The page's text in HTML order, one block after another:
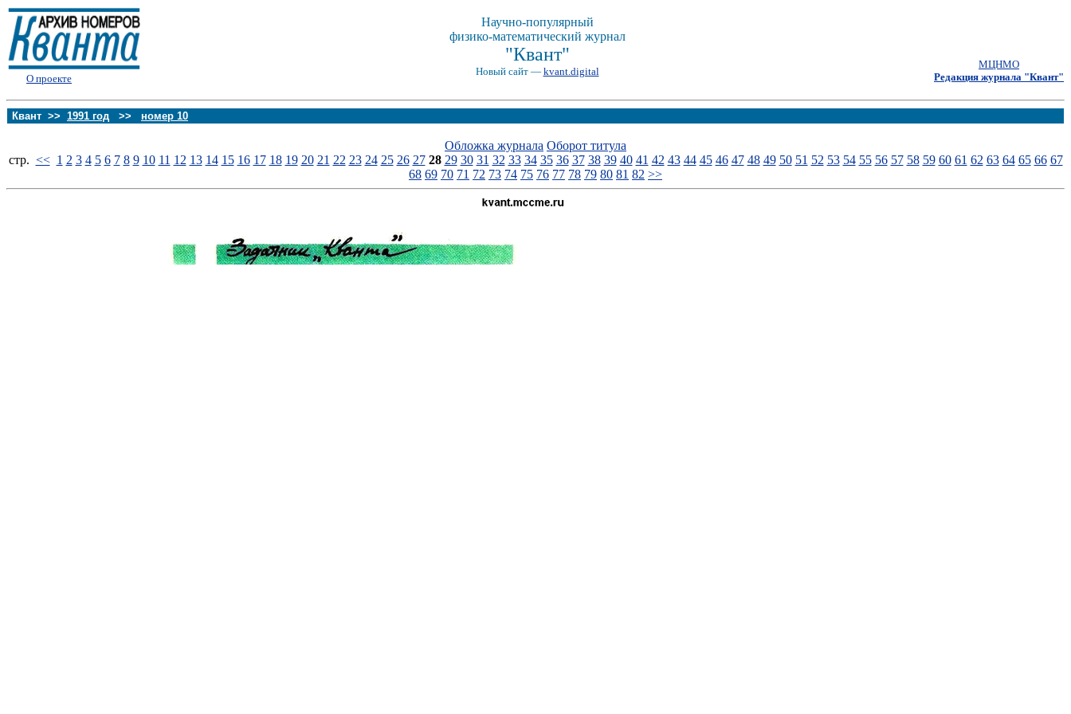
О проекте
Научно-популярный
физико-математический журнал
"Квант"
Новый сайт — kvant.digital
МЦНМО
Редакция журнала "Квант"
Квант >> 1991 год >> номер 10
Обложка журнала Оборот титула
стp. << 1 2 3 4 5 6 7 8 9 10 11 12 13 14 15 16 17 18 19 20 21 22 23 24 25 26 27 28 29 30 31 32 33 34 35 36 37 38 39 40 41 42 43 44 45 46 47 48 49 50 51 52 53 54 55 56 57 58 59 60 61 62 63 64 65 66 67
68 69 70 71 72 73 74 75 76 77 78 79 80 81 82 >>